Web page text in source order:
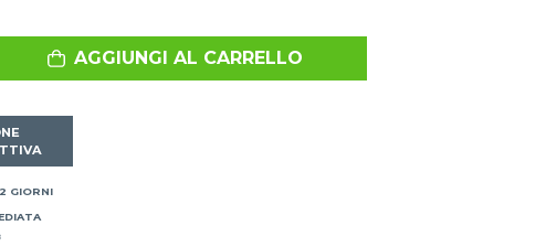
AGGIUNGI AL CARRELLO
2 GIORNI